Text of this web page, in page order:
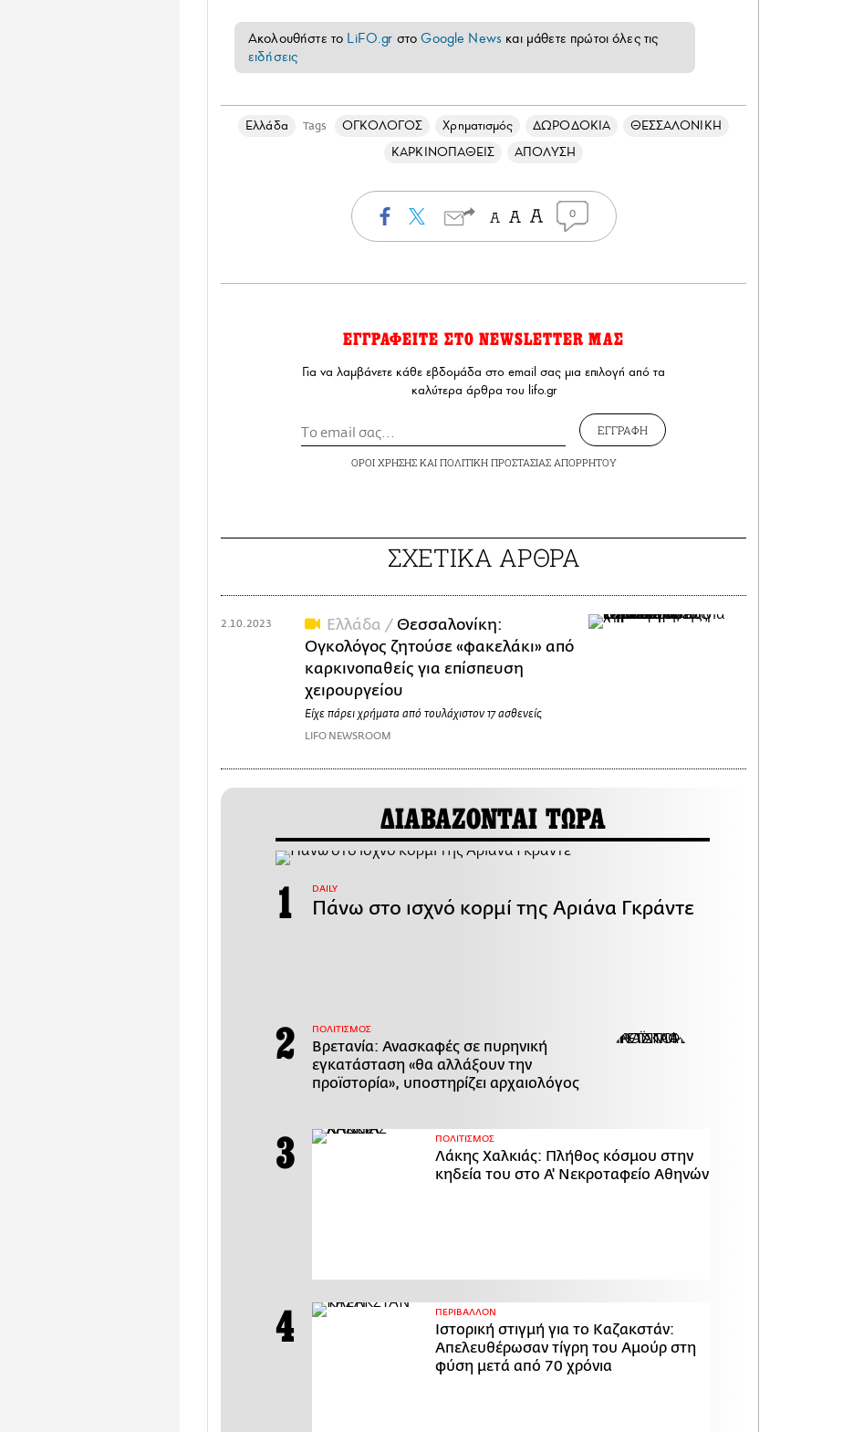
Ακολουθήστε το LiFO.gr στοGoogle News και μάθετε πρώτοι όλες τις
ειδήσεις
Ελλάδα Tags ΟΓΚΟΛΟΓΟΣ Χρηματισμός ΔΩΡΟΔΟΚΙΑ
ΘΕΣΣΑΛΟΝΙΚΗ
ΚΑΡΚΙΝΟΠΑΘΕΙΣ
ΑΠΟΛΥΣΗ
0
ΕΓΓΡΑΦΕΙΤΕ ΣΤΟ NEWSLETTER ΜΑΣ
Για να λαμβάνετε κάθε εβδομάδα στο email σας μια επιλογή από τα
καλύτερα άρθρα του lifo.gr
ΕΓΓΡΑΦΗ
ΟΡΟΙ ΧΡΗΣΗΣΚΑΙ ΠΟΛΙΤΙΚΗ ΠΡΟΣΤΑΣΙΑΣ ΑΠΟΡΡΗΤΟΥ
ΣΧΕΤΙΚΑ ΑΡΘΡΑ
Ελλάδα / Θεσσαλονίκη:
Ογκολόγος ζητούσε «φακελάκι» από
καρκινοπαθείς για επίσπευση
χειρουργείου
Είχε πάρει χρήματα από τουλάχιστον 17 ασθενείς
LIFO NEWSROOM
2.10.2023
ΔΙΑΒΑΖΟΝΤΑΙ ΤΩΡΑ
DAILY
Πάνω στο ισχνό κορμί της Αριάνα Γκράντε
ΠΟΛΙΤΙΣΜΟΣ
Βρετανία: Ανασκαφές σε πυρηνική
εγκατάσταση «θα αλλάξουν την
προϊστορία», υποστηρίζει αρχαιολόγος
ΠΟΛΙΤΙΣΜΟΣ
Λάκης Χαλκιάς: Πλήθος κόσμου στην
κηδεία του στο Α' Νεκροταφείο Αθηνών
ΠΕΡΙΒΑΛΛΟΝ
Ιστορική στιγμή για το Καζακστάν:
Απελευθέρωσαν τίγρη του Αμούρ στη
φύση μετά από 70 χρόνια